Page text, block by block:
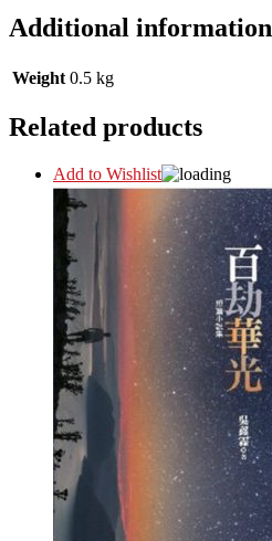
Additional information
Weight 0.5 kg
Related products
Add to Wishlist